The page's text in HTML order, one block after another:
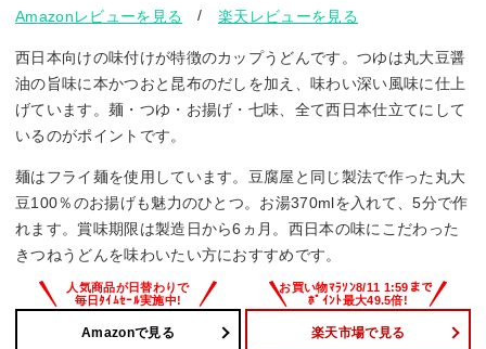
Amazonレビューを見る /楽天レビューを見る
西日本向けの味付けが特徴のカップうどんです。つゆは丸大豆醤
油の旨味に本かつおと昆布のだしを加え、味わい深い風味に仕上
げています。麺・つゆ・お揚げ・七味、全て西日本仕立てにして
いるのがポイントです。
麺はフライ麺を使用しています。豆腐屋と同じ製法で作った丸大
豆100％のお揚げも魅力のひとつ。お湯370mlを入れて、5分で作
れます。賞味期限は製造日から6ヵ月。西日本の味にこだわった
きつねうどんを味わいたい方におすすめです。
Amazonで見る 楽天市場で見る